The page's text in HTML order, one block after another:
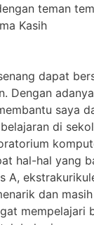
teman
Kasih
dapat
Dengan
saya
di
hal-hal yang
A,
dan
mempelajari